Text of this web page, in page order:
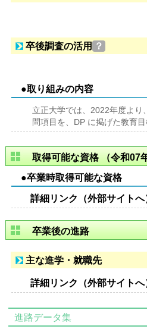
卒後調査の活用 ？
●取り組みの内容
立正大学では、2022年度より
問項目を、DP に掲げた教育
取得可能な資格
（令和07
●卒業時取得可能な資格
詳細リンク（外部サイトへ
卒業後の進路
主な進学・就職先
詳細リンク（外部サイトへ
進路データ集